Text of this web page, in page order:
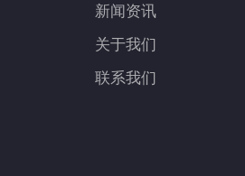
新闻资讯
关于我们
联系我们